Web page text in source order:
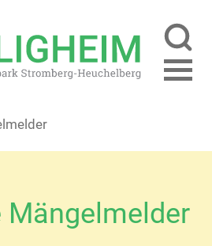
Mängelmelder